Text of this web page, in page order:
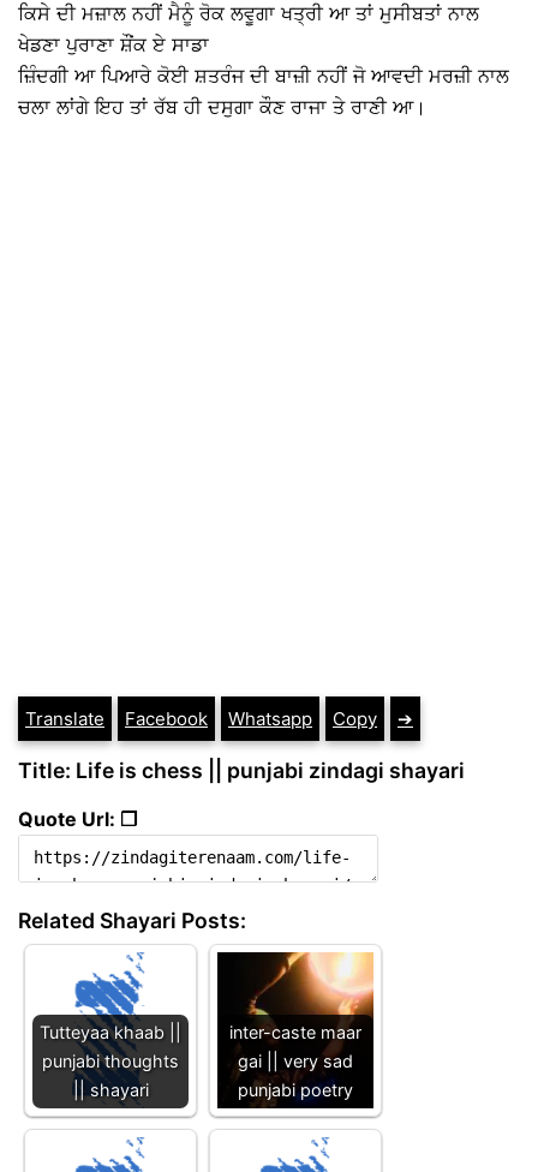
ਕਿਸੇ ਦੀ ਮਜ਼ਾਲ ਨਹੀਂ ਮੈਨੂੰ ਰੋਕ ਲਵੂਗਾ ਖਤ੍ਰੀ ਆ ਤਾਂ ਮੁਸੀਬਤਾਂ ਨਾਲ
ਖੇਡਣਾ ਪੁਰਾਣਾ ਸ਼ੌਂਕ ਏ ਸਾਡਾ
ਜ਼ਿੰਦਗੀ ਆ ਪਿਆਰੇ ਕੋਈ ਸ਼ਤਰੰਜ ਦੀ ਬਾਜ਼ੀ ਨਹੀਂ ਜੋ ਆਵਦੀ ਮਰਜ਼ੀ ਨਾਲ
ਚਲਾ ਲਾਂਗੇ ਇਹ ਤਾਂ ਰੱਬ ਹੀ ਦਸੁਗਾ ਕੌਣ ਰਾਜਾ ਤੇ ਰਾਣੀ ਆ।
Translate Facebook Whatsapp Copy ➔
Title: Life is chess || punjabi zindagi shayari
Quote Url: ❐
Related Shayari Posts:
Tutteyaa khaab ||
punjabi thoughts
|| shayari
inter-caste maar
gai || very sad
punjabi poetry